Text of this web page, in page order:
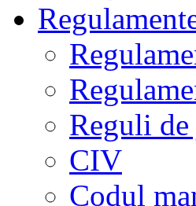
Reguli
CIV
Codul